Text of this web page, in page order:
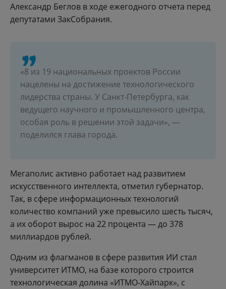
Александр Беглов в ходе ежегодного отчета перед
депутатами ЗакСобрания.
«8 из 19 национальных проектов России
нацелены на достижение технологического
лидерства страны. У Санкт-Петербурга, как
ведущего научного и промышленного центра,
особая роль в решении этой задачи», —
поделился глава города.
Мегаполис активно работает над развитием
искусственного интеллекта, отметил губернатор.
Так, в сфере информационных технологий
количество компаний уже превысило шесть тысяч,
а их оборот вырос на 22 процента — до 378
миллиардов рублей.
Одним из флагманов в сфере развития ИИ стал
университет ИТМО, на базе которого строится
технологическая долина «ИТМО-Хайпарк», с